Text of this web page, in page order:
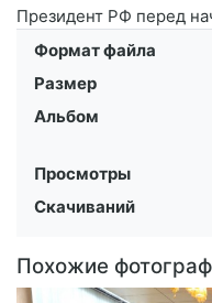
Президент РФ перед
Формат файла
Размер
Альбом
Просмотры
Скачиваний
Похожие